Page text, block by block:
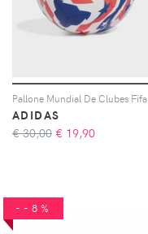
Pallone Mundial De Clubes Fifa
ADIDAS
€ 30,00 € 19,90
--8%